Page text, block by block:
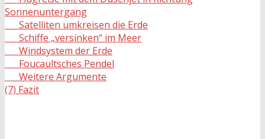
Sonnenuntergang
Satelliten umkreisen die Erde
Schiffe „versinken“ im Meer
Windsystem der Erde
Foucaultsches Pendel
Weitere Argumente
(7) Fazit